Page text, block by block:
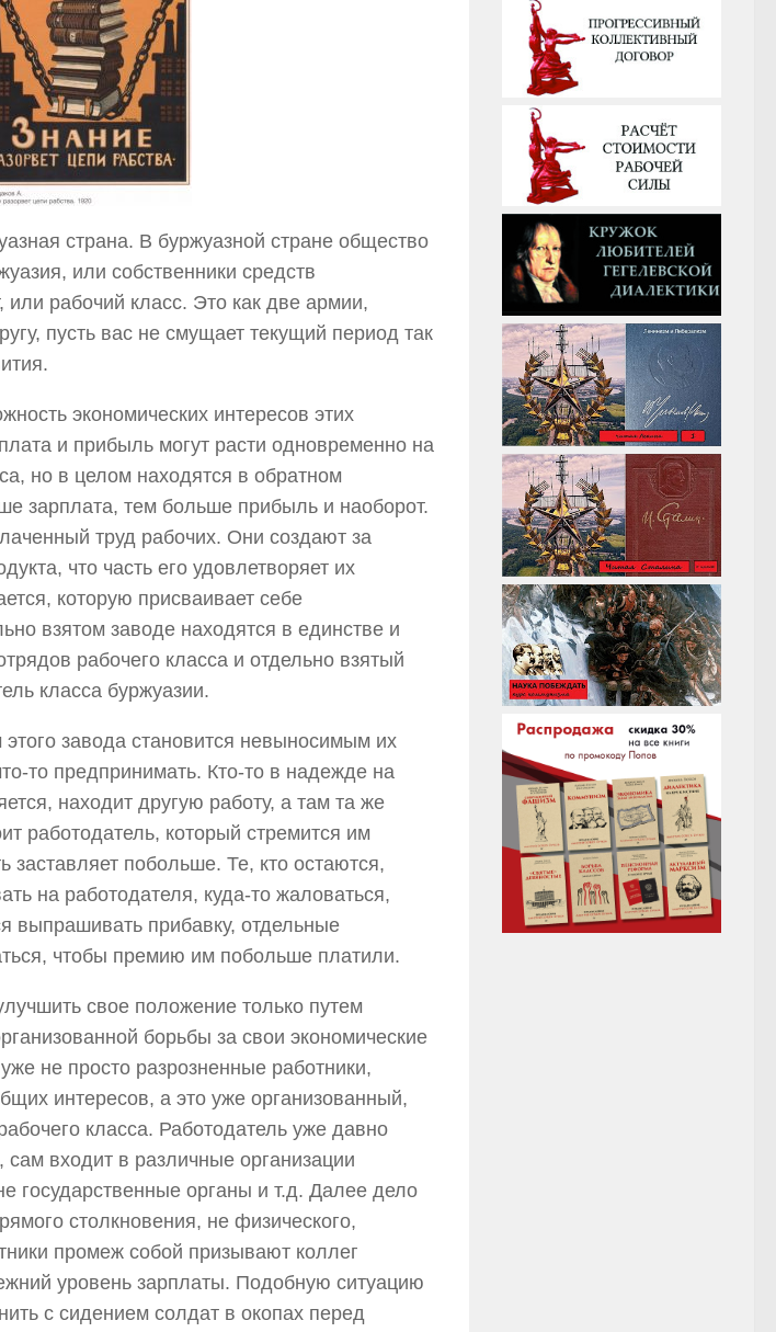
страна. В буржуазной стране общество
или собственники средств
или рабочий класс. Это как две армии,
пусть вас не смущает текущий период так
экономических интересов этих
и прибыль могут расти одновременно на
но в целом находятся в обратном
зарплата, тем больше прибыль и наоборот.
труд рабочих. Они создают за
что часть его удовлетворяет их
которую присваивает себе
взятом заводе находятся в единстве и
рабочего класса и отдельно взятый
класса буржуазии.
завода становится невыносимым их
то предпринимать. Кто-то в надежде на
находит другую работу, а там та же
работодатель, который стремится им
заставляет побольше. Те, кто остаются,
на работодателя, куда-то жаловаться,
выпрашивать прибавку, отдельные
чтобы премию им побольше платили.
свое положение только путем
борьбы за свои экономические
не просто разрозненные работники,
интересов, а это уже организованный,
класса. Работодатель уже давно
входит в различные организации
государственные органы и т.д. Далее дело
столкновения, не физического,
промеж собой призывают коллег
уровень зарплаты. Подобную ситуацию
с сидением солдат в окопах перед